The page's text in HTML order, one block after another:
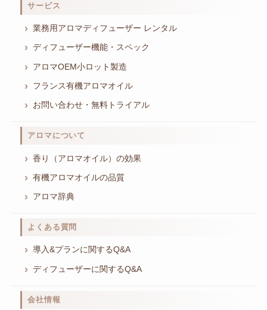
サービス
業務用アロマディフューザー レンタル
ディフューザー機能・スペック
アロマOEM小ロット製造
フランス有機アロマオイル
お問い合わせ・無料トライアル
アロマについて
香り（アロマオイル）の効果
有機アロマオイルの品質
アロマ辞典
よくある質問
導入&プランに関するQ&A
ディフューザーに関するQ&A
会社情報